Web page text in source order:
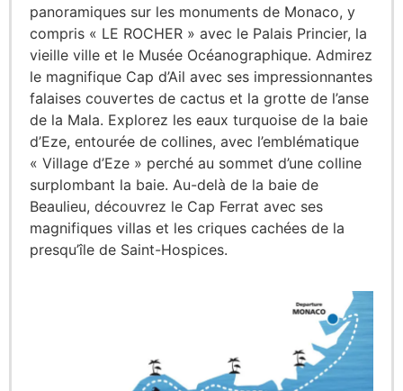
panoramiques sur les monuments de Monaco, y
compris « LE ROCHER » avec le Palais Princier, la
vieille ville et le Musée Océanographique. Admirez
le magnifique Cap d’Ail avec ses impressionnantes
falaises couvertes de cactus et la grotte de l’anse
de la Mala. Explorez les eaux turquoise de la baie
d’Eze, entourée de collines, avec l’emblématique
« Village d’Eze » perché au sommet d’une colline
surplombant la baie. Au-delà de la baie de
Beaulieu, découvrez le Cap Ferrat avec ses
magnifiques villas et les criques cachées de la
presqu’île de Saint-Hospices.